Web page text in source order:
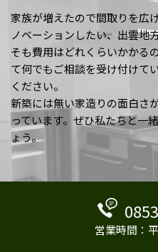
家族が増えたので間取りを広
ノベーションしたい、出雲地
そも費用はどれくらいかかる
て何でもご相談を受け付けて
ください。
新築には無い家造りの面白さ
っています。ぜひ私たちと一
ょう。
営業時間：